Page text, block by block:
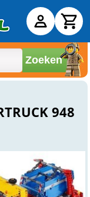
Zoeken
948